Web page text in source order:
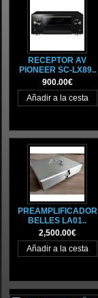
RECEPTOR AV
PIONEER SC-LX89..
900.00€
PREAMPLIFICADOR
BELLES LA01..
2,500.00€